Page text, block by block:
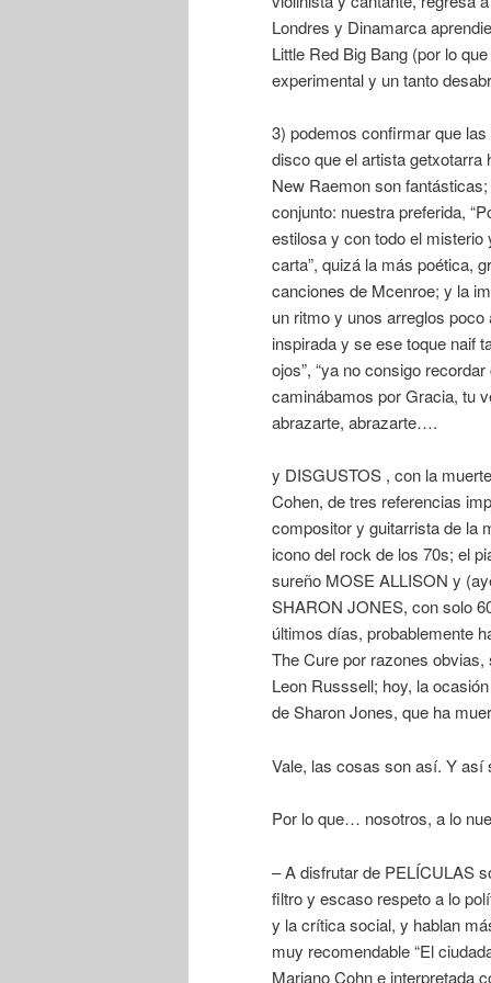
Londres y Dinamarca
Little Red Big Bang (por lo
experimental y un tanto
3) podemos confirmar que
disco que el artista getxotarra
New Raemon son
conjunto: nuestra preferida,
estilosa y con todo el
carta”, quizá la más poética,
canciones de Mcenroe; y la
un ritmo y unos arreglos
inspirada y se ese toque naif
ojos”, “ya no consigo
caminábamos por Gracia, tu
abrazarte, abrazarte….
y DISGUSTOS , con la
Cohen, de tres referencias
compositor y guitarrista de la
icono del rock de los 70s; el
sureño MOSE ALLISON y
SHARON JONES, con solo
últimos días, probablemente
The Cure por razones
Leon Russsell; hoy, la
de Sharon Jones, que ha
Vale, las cosas son así. Y así
Por lo que… nosotros, a lo
– A disfrutar de PELÍCULAS
filtro y escaso respeto a lo
y la crítica social, y hablan
muy recomendable “El
Mariano Cohn e interpretada